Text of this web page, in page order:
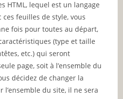
HTML, lequel est un langage
feuilles de style, vous
fois pour toutes au départ,
(type et taille
etc.) qui seront
page, soit à l’ensemble du
décidez de changer la
l’ensemble du site, il ne sera